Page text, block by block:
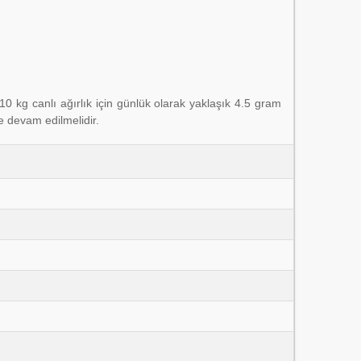
kg canlı ağırlık için günlük olarak yaklaşık 4.5 gram
devam edilmelidir.